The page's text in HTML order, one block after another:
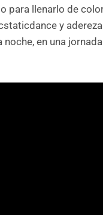
para llenarlo de
y
en una